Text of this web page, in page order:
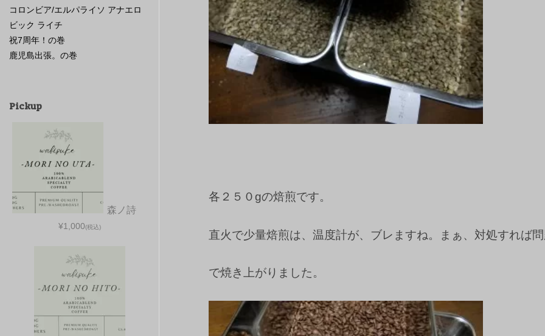
各２５０gの焙煎です。
直火で少量焙煎は、温度計が、ブレますね。まぁ、対処すれば問
で焼き上がりました。
コロンビア/エルパライソ アナエロ
ビック ライチ
祝7周年！の巻
鹿児島出張。の巻
Pickup
森ノ詩
¥1,000(税込)